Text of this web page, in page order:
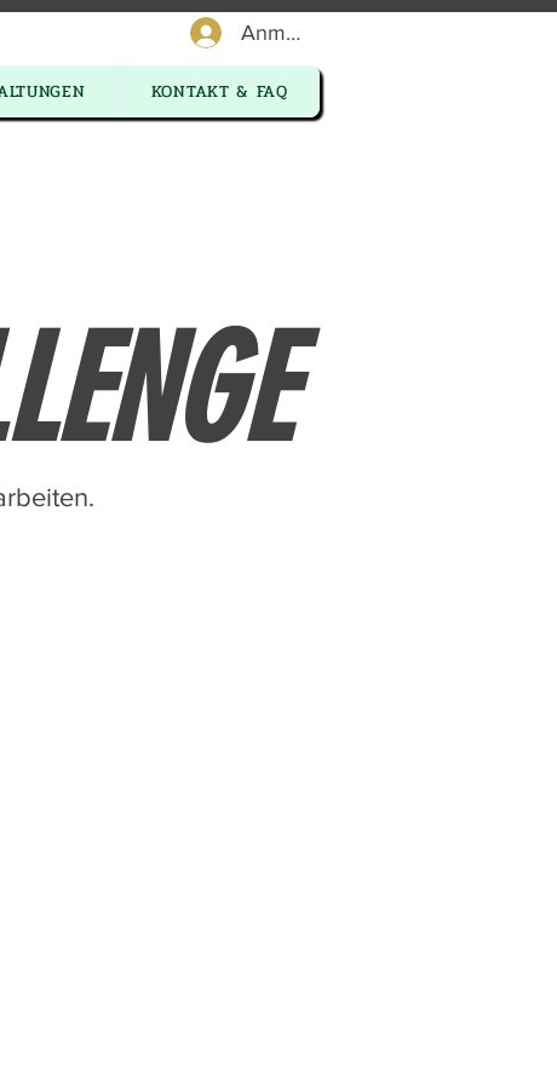
Anmelden
KONTAKT & FAQ